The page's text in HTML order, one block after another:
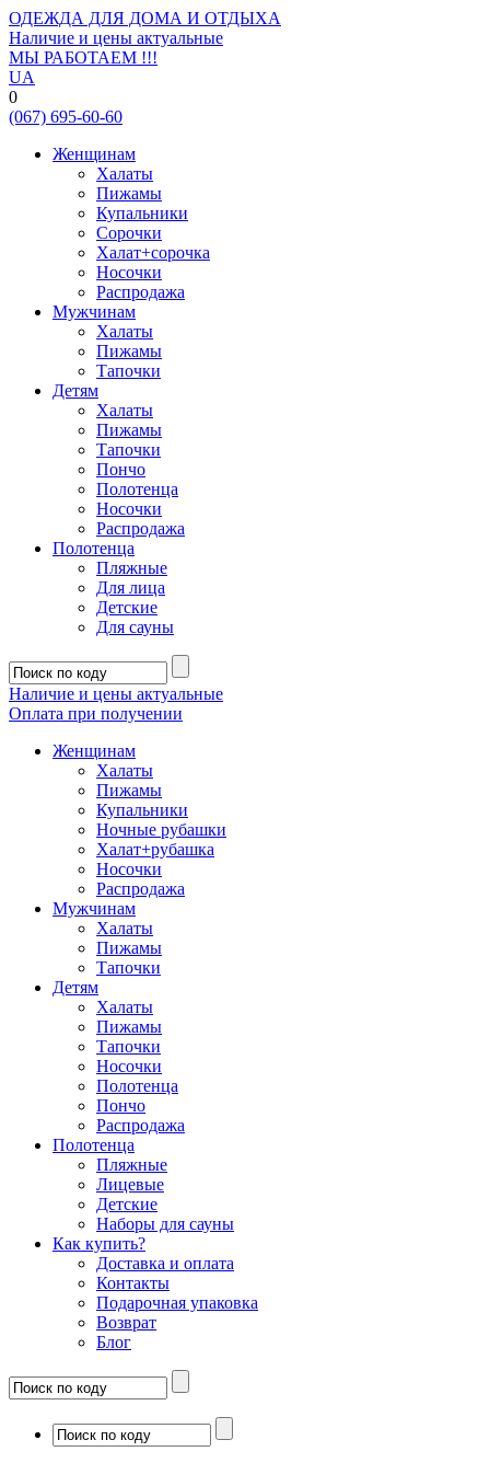
ОДЕЖДА ДЛЯ ДОМА И ОТДЫХА
Наличие и цены актуальные
МЫ РАБОТАЕМ !!!
UA
0
(067) 695-60-60
Женщинам
Халаты
Пижамы
Купальники
Сорочки
Халат+сорочка
Носочки
Распродажа
Мужчинам
Халаты
Пижамы
Тапочки
Детям
Халаты
Пижамы
Тапочки
Пончо
Полотенца
Носочки
Распродажа
Полотенца
Пляжные
Для лица
Детские
Для сауны
Наличие и цены актуальные
Оплата при получении
Женщинам
Халаты
Пижамы
Купальники
Ночные рубашки
Халат+рубашка
Носочки
Распродажа
Мужчинам
Халаты
Пижамы
Тапочки
Детям
Халаты
Пижамы
Тапочки
Носочки
Полотенца
Пончо
Распродажа
Полотенца
Пляжные
Лицевые
Детские
Наборы для сауны
Как купить?
Доставка и оплата
Контакты
Подарочная упаковка
Возврат
Блог